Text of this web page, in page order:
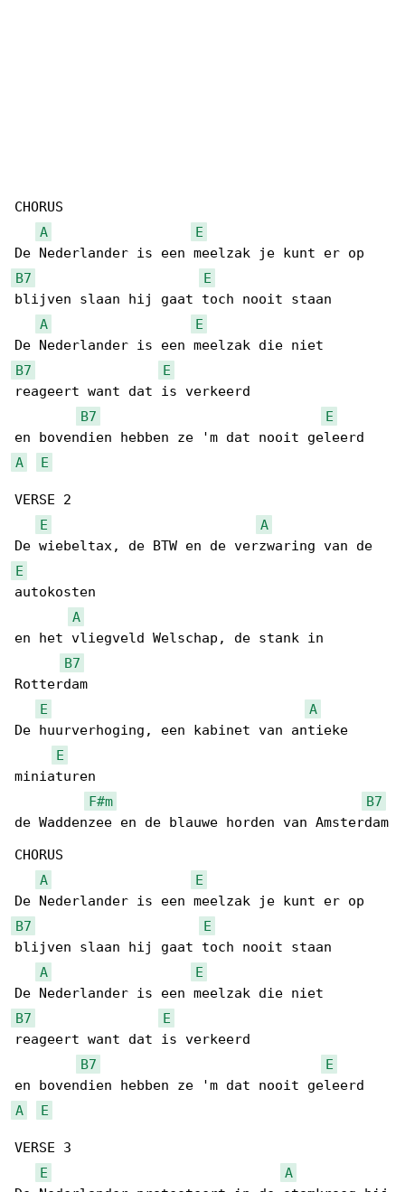
CHORUS
A
E
B7
E
blijven slaan hij gaat toch nooit staan
A
E
B7
E
reageert want dat is verkeerd
B7
E
A
E
VERSE 2
E
A
E
autokosten
A
en het vliegveld Welschap, de stank in
B7
Rotterdam
E
A
De huurverhoging, een kabinet van antieke
E
miniaturen
F#m
B7
de Waddenzee en de blauwe horden van Amsterdam
CHORUS
A
E
B7
E
blijven slaan hij gaat toch nooit staan
A
E
B7
E
reageert want dat is verkeerd
B7
E
A
E
VERSE 3
E
A